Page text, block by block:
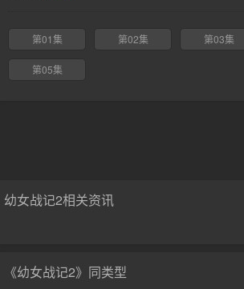
第01集 第02集 第03集
第05集
幼女战记2相关资讯
《幼女战记2》同类型